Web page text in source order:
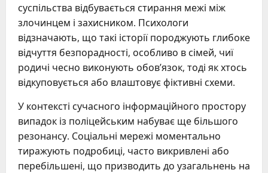
суспільства відбувається стирання межі між
злочинцем і захисником. Психологи
відзначають, що такі історії породжують глибоке
відчуття безпорадності, особливо в сімей, чиї
родичі чесно виконують обов’язок, тоді як хтось
відкуповується або влаштовує фіктивні схеми.
У контексті сучасного інформаційного простору
випадок із поліцейським набуває ще більшого
резонансу. Соціальні мережі моментально
тиражують подробиці, часто викривлені або
перебільшені, що призводить до узагальнень на